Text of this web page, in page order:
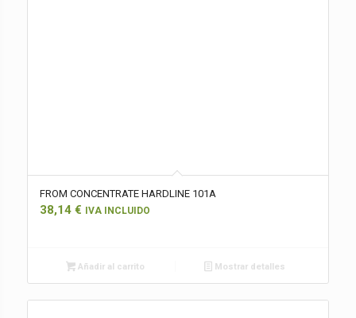
FROM CONCENTRATE HARDLINE 101A
38,14 € IVA INCLUIDO
Añadir al carrito Mostrar detalles